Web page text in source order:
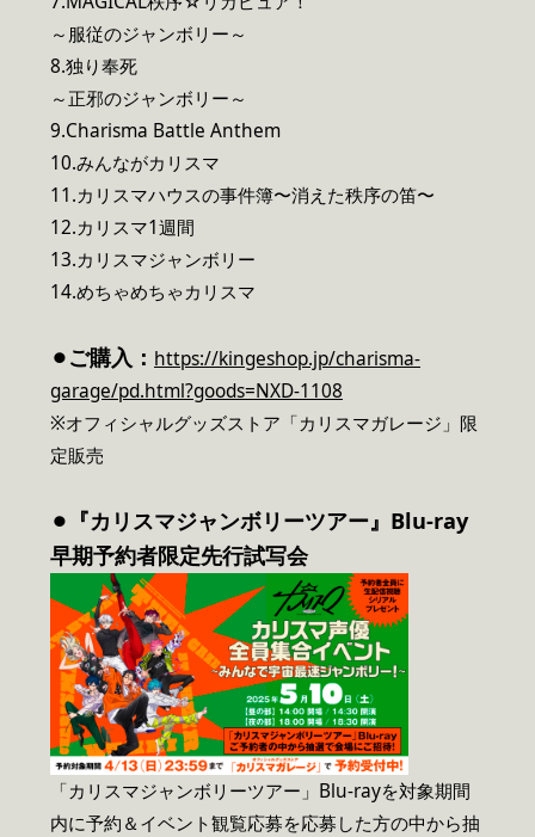
～服従のジャンボリー～
8.独り奉死
～正邪のジャンボリー～
9.Charisma Battle Anthem
10.みんながカリスマ
11.カリスマハウスの事件簿〜消えた秩序の笛〜
12.カリスマ1週間
13.カリスマジャンボリー
14.めちゃめちゃカリスマ
⚫︎ご購入： https://kingeshop.jp/charisma-
garage/pd.html?goods=NXD-1108
※オフィシャルグッズストア「カリスマガレージ」限
定販売
⚫︎『カリスマジャンボリーツアー』Blu-ray
早期予約者限定先行試写会
「カリスマジャンボリーツアー」Blu-rayを対象期間
内に予約＆イベント観覧応募を応募した方の中から抽